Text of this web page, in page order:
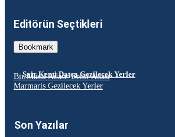
Editörün Seçtikleri
Bookmark
Şair Kenti Datça Gezilecek Yerler
Bir Masal Adası: Sedir Adası
Marmaris Gezilecek Yerler
Son Yazılar